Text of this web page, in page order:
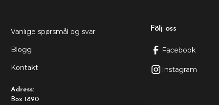
Vanlige spørsmål og svar
Blogg
Kontakt
Följ oss
Facebook
Instagram
Adress:
Box 1890